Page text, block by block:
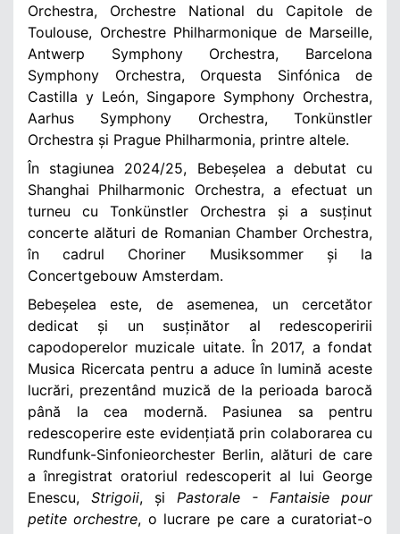
Orchestra, Orchestre National du Capitole de
Toulouse, Orchestre Philharmonique de Marseille,
Antwerp Symphony Orchestra, Barcelona
Symphony Orchestra, Orquesta Sinfónica de
Castilla y León, Singapore Symphony Orchestra,
Aarhus Symphony Orchestra, Tonkünstler
Orchestra și Prague Philharmonia, printre altele.
În stagiunea 2024/25, Bebeșelea a debutat cu
Shanghai Philharmonic Orchestra, a efectuat un
turneu cu Tonkünstler Orchestra și a susținut
concerte alături de Romanian Chamber Orchestra,
în cadrul Choriner Musiksommer și la
Concertgebouw Amsterdam.
Bebeșelea este, de asemenea, un cercetător
dedicat și un susținător al redescoperirii
capodoperelor muzicale uitate. În 2017, a fondat
Musica Ricercata pentru a aduce în lumină aceste
lucrări, prezentând muzică de la perioada barocă
până la cea modernă. Pasiunea sa pentru
redescoperire este evidențiată prin colaborarea cu
Rundfunk-Sinfonieorchester Berlin, alături de care
a înregistrat oratoriul redescoperit al lui George
Enescu, Strigoii, și Pastorale - Fantaisie pour
petite orchestre, o lucrare pe care a curatoriat-o